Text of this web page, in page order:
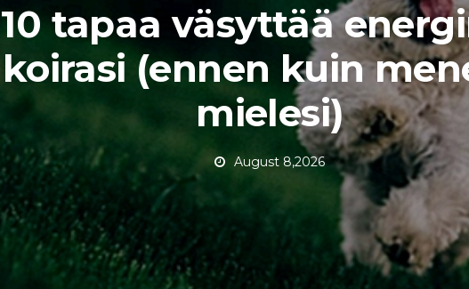
10 tapaa väsyttää
koirasi (ennen kuin
mielesi)
August 8,2026